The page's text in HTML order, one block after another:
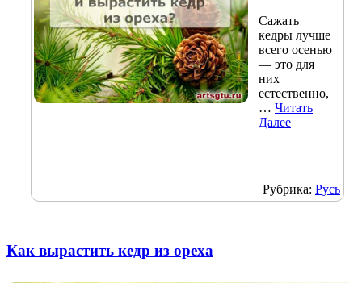
Сажать
кедры лучше
всего осенью
— это для
них
естественно,
… Читать
Далее
Рубрика: Русь
Как вырастить кедр из ореха